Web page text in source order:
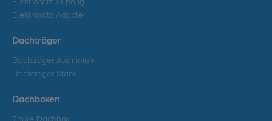
Elektrosatz 13-polig
Elektrosatz Adapter
Dachträger
Dachträger Aluminium
Dachträger Stahl
Dachboxen
Thule Dachbox